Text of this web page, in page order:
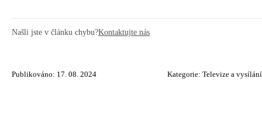
Našli jste v článku chybu?Kontaktujte nás
Publikováno: 17. 08. 2024 Kategorie: Televize a vysílání